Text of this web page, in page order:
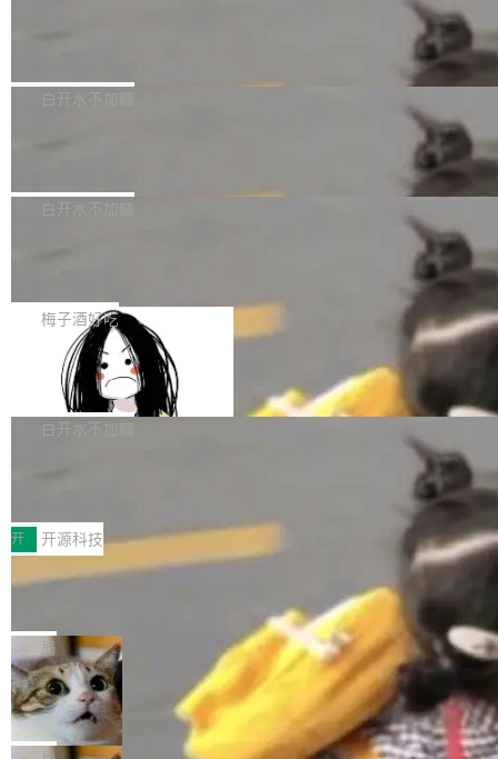
员工参与设立的专项资产管理计划。其中，Dee
获配9...
一个回归问题，该问题导致拉取镜像时会拒绝包
题，该问题可能导致在旧版 Linux 内核...
e 孵化器项目管理委员会（IPMC）投票中获得
P）！这一里程碑不仅标志着 Fluss 迈入新的发
白开水不加糖
长期停止内容更新，未能实现其作为“AI版维基百
提交的编辑请求也长期处于待处理状态。 Groki
pedia 于去年底上线，定位为由人工智能生成内
容的百科平台，被马斯克视为传统众包百科网站
维基百科的替代方案。Lawfare 调查发现，无论
热门页面还是低关注度页面，均未出现近期更
白开水不加糖
是这样的：配 MessageSource 的 Bean、写 R
eloadableResourceBundleMessageSource、
声明 LocaleResolver、注册 LocaleChangeInt
erceptor…五六步之后才能看到第一行翻译文
本。 Solon 换了个方式。整个 i18n 模块围绕三
梅子酒好吃
Apache Doris 4.1 全面增强 Iceberg：
支持 UPDATE、MERGE INTO 与 Iceb
erg V3
Apache Doris 4.1 要补齐的，正是缺失的那一
半。在已有查询能力的基础上，Doris 进一步支
常维护操作，并完整支持 Iceberg V3 格式。
白开水不加糖
村国家自主创新示范区会议中心开幕。本届大会
由中关村智联软件服务业质量创新联盟主办，以
“智构可信·质创未来——AI原生时代的质量新范
式”为主题，直面AI从实验室走向规模化产业落地
的核心质量命题。会上，《2026智能研发生产力
工具选型手册》发布，Testin云测的Testin XAge
nt智能测试系统入选AI测试领域代表产品。对CI
O而言，这提示了一个转变：AI测试正在从效率
工具升级为企业的质量基础设施。 CIO面对的新
开 开源科技
让非法状态不可表示：一篇关于 ADT
有一种东西，一旦用过就回不去了。Alex Fedos
eev 管它叫"软件设计的基石"。 他说的东西不新
鲜——代数数据类型（ADT），尤其是和类型
（sum type）。但他说清楚了一件事：这不是类
型系统的学术体操，是日常编码的思维方式。 文
章从一个简单的例子切入。一个网站的深色主题
局
Cloudflare 开源内部企业 AI 平台 Clou
dflare OS
Cloudflare 发布了一个开源项目 Cloudflare O
S。如果你只看官方博客，你会觉得这是又一